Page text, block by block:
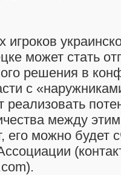
может стать
решения в
с
реализовать
между
его можно будет